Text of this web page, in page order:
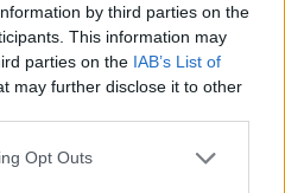
by third parties on the
This information may
parties on the IAB’s List of
may further disclose it to other
Opt Outs